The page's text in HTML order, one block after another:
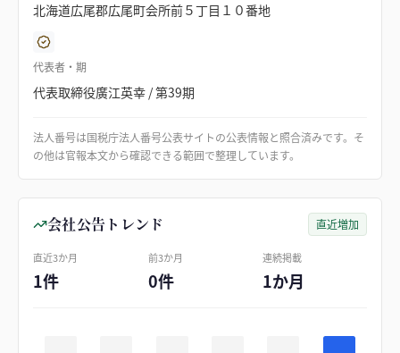
北海道広尾郡広尾町会所前５丁目１０番地
代表者・期
代表取締役廣江英幸 / 第39期
法人番号は国税庁法人番号公表サイトの公表情報と照合済みです。そ
の他は官報本文から確認できる範囲で整理しています。
会社公告トレンド 直近増加
直近3か月
1件
前3か月
0件
連続掲載
1か月